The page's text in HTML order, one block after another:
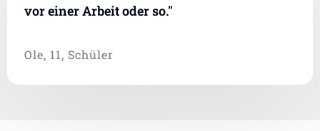
vor einer Arbeit oder so."
Ole, 11, Schüler